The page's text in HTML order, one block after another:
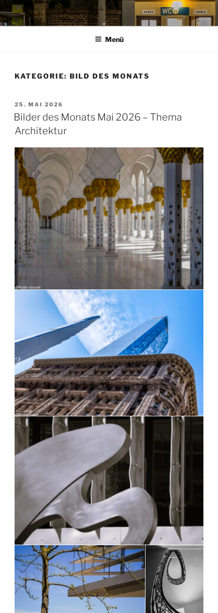
Zum
Inhalt
springen
Menü
KATEGORIE: BILD DES MONATS
VERÖFFENTLICHT
AM
25. MAI 2026
Bilder des Monats Mai 2026 – Thema
Architektur